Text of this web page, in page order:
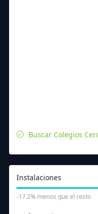
Buscar Colegios
Instalaciones
-17.2% menos que el resto